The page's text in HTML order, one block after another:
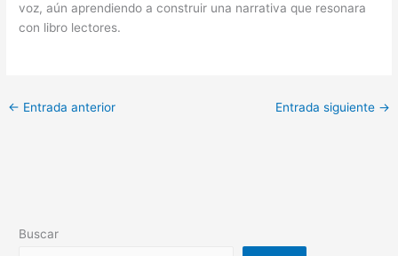
voz, aún aprendiendo a construir una narrativa que resonara
con libro lectores.
← Entrada anterior Entrada siguiente →
Buscar